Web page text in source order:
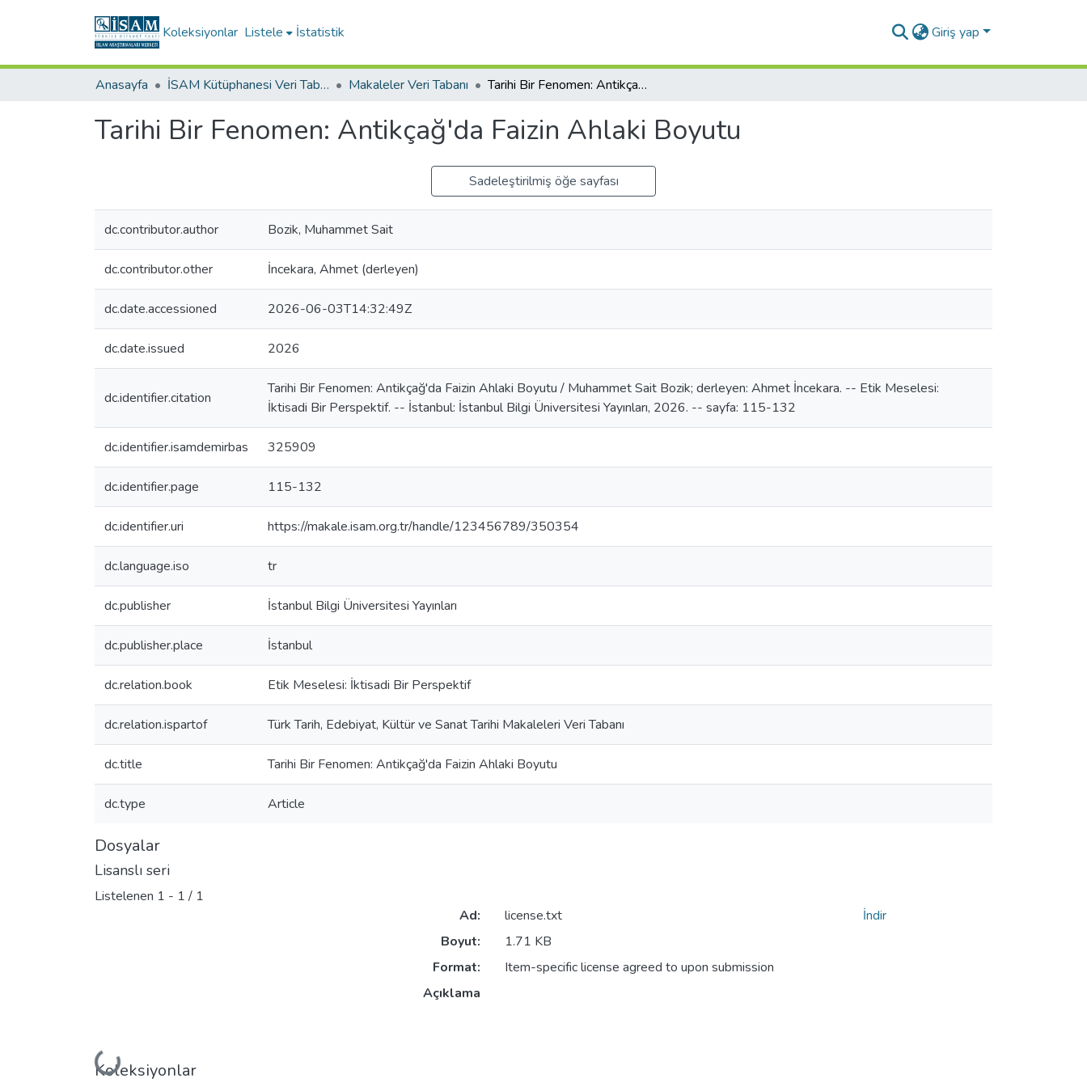
Koleksiyonlar Listele İstatistik Giriş yap
Anasayfa İSAM Kütüphanesi Veri Tabanları Makaleler Veri Tabanı Tarihi Bir Fenomen: Antikçağ'da Faizin Ahlaki Boyutu
Tarihi Bir Fenomen: Antikçağ'da Faizin Ahlaki Boyutu
Sadeleştirilmiş öğe sayfası
dc.contributor.author Bozik, Muhammet Sait
dc.contributor.other İncekara, Ahmet (derleyen)
dc.date.accessioned 2026-06-03T14:32:49Z
dc.date.issued 2026
dc.identifier.citation
Tarihi Bir Fenomen: Antikçağ'da Faizin Ahlaki Boyutu / Muhammet Sait Bozik; derleyen: Ahmet İncekara. -- Etik Meselesi:
İktisadi Bir Perspektif. -- İstanbul: İstanbul Bilgi Üniversitesi Yayınları, 2026. -- sayfa: 115-132
dc.identifier.isamdemirbas 325909
dc.identifier.page 115-132
dc.identifier.uri https://makale.isam.org.tr/handle/123456789/350354
dc.language.iso tr
dc.publisher İstanbul Bilgi Üniversitesi Yayınları
dc.publisher.place İstanbul
dc.relation.book Etik Meselesi: İktisadi Bir Perspektif
dc.relation.ispartof Türk Tarih, Edebiyat, Kültür ve Sanat Tarihi Makaleleri Veri Tabanı
dc.title Tarihi Bir Fenomen: Antikçağ'da Faizin Ahlaki Boyutu
dc.type Article
Dosyalar
Lisanslı seri
Listelenen 1 - 1 / 1
Ad:
license.txt
Boyut:
1.71 KB
Format:
Item-specific license agreed to upon submission
Açıklama
İndir
Koleksiyonlar